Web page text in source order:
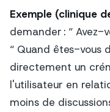
Exemple (clinique
demander : “ Avez-
“ Quand êtes-vous
directement un
l'utilisateur en
moins de